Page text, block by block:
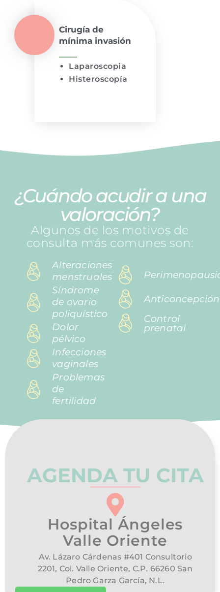
Cirugía de
mínima invasión
Laparoscopia
Histeroscopía
¿Cuándo acudir a una
valoración?
Algunos de los motivos de
consulta más comunes son:
Alteraciones
menstruales
Síndrome
de ovario
poliquístico
Dolor
pélvico
Infecciones
vaginales
Problemas
de
fertilidad
Anticoncepción
Control
prenatal
AGENDA TU CITA
Hospital Ángeles
Valle Oriente
Av. Lázaro Cárdenas #401 Consultorio
2201, Col. Valle Oriente, C.P. 66260 San
Pedro Garza García, N.L.